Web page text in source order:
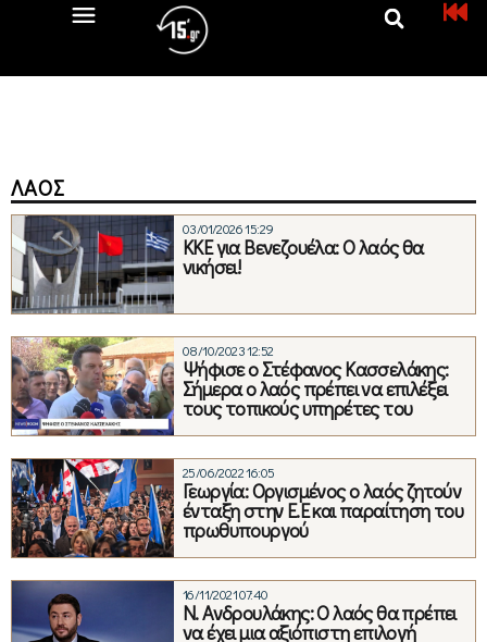
ΛΑΌΣ
03/01/2026 15:29
ΚΚΕ για Βενεζουέλα: Ο λαός θα
νικήσει!
08/10/2023 12:52
Ψήφισε ο Στέφανος Κασσελάκης:
Σήμερα ο λαός πρέπει να επιλέξει
τους τοπικούς υπηρέτες του
25/06/2022 16:05
Γεωργία: Οργισμένος ο λαός ζητούν
ένταξη στην Ε.Ε και παραίτηση του
πρωθυπουργού
16/11/2021 07:40
Ν. Ανδρουλάκης: Ο λαός θα πρέπει
να έχει μια αξιόπιστη επιλογή